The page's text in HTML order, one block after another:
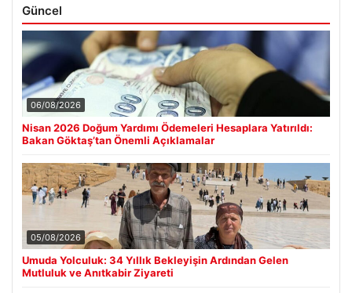
Güncel
06/08/2026
Nisan 2026 Doğum Yardımı Ödemeleri Hesaplara Yatırıldı:
Bakan Göktaş’tan Önemli Açıklamalar
05/08/2026
Umuda Yolculuk: 34 Yıllık Bekleyişin Ardından Gelen
Mutluluk ve Anıtkabir Ziyareti